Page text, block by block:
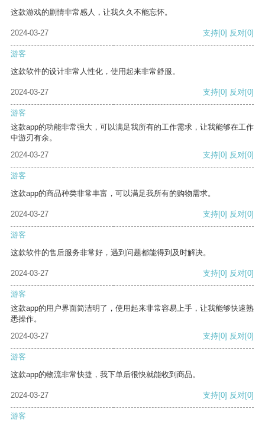
这款游戏的剧情非常感人，让我久久不能忘怀。
2024-03-27 支持[0] 反对[0]
游客
这款软件的设计非常人性化，使用起来非常舒服。
2024-03-27 支持[0] 反对[0]
游客
这款app的功能非常强大，可以满足我所有的工作需求，让我能够在工作
中游刃有余。
2024-03-27
支持[0] 反对[0]
游客
这款app的商品种类非常丰富，可以满足我所有的购物需求。
2024-03-27 支持[0] 反对[0]
游客
这款软件的售后服务非常好，遇到问题都能得到及时解决。
2024-03-27 支持[0] 反对[0]
游客
这款app的用户界面简洁明了，使用起来非常容易上手，让我能够快速熟
悉操作。
2024-03-27
支持[0] 反对[0]
游客
这款app的物流非常快捷，我下单后很快就能收到商品。
2024-03-27 支持[0] 反对[0]
游客